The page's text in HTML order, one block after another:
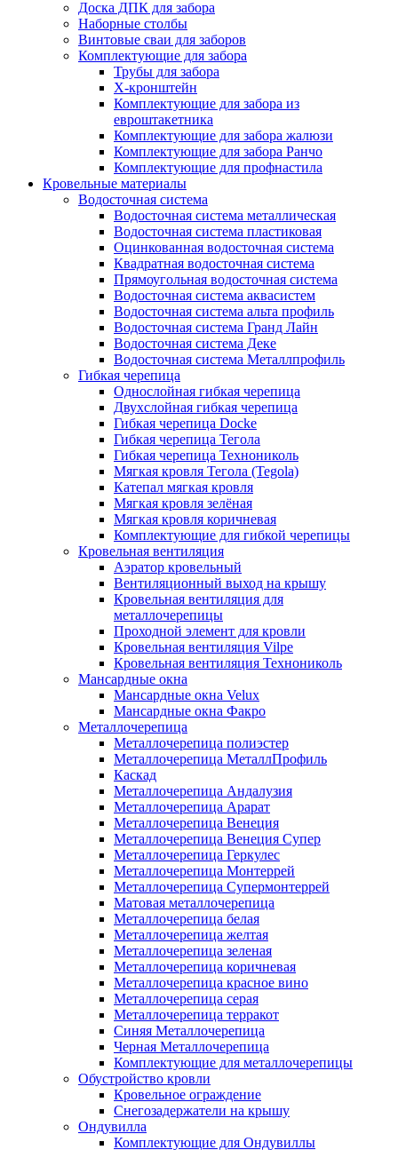
Доска ДПК для забора
Наборные столбы
Винтовые сваи для заборов
Комплектующие для забора
Трубы для забора
Х-кронштейн
Комплектующие для забора из
евроштакетника
Комплектующие для забора жалюзи
Комплектующие для забора Ранчо
Комплектующие для профнастила
Кровельные материалы
Водосточная система
Водосточная система металлическая
Водосточная система пластиковая
Оцинкованная водосточная система
Квадратная водосточная система
Прямоугольная водосточная система
Водосточная система аквасистем
Водосточная система альта профиль
Водосточная система Гранд Лайн
Водосточная система Деке
Водосточная система Металлпрофиль
Гибкая черепица
Однослойная гибкая черепица
Двухслойная гибкая черепица
Гибкая черепица Docke
Гибкая черепица Тегола
Гибкая черепица Технониколь
Мягкая кровля Тегола (Tegola)
Катепал мягкая кровля
Мягкая кровля зелёная
Мягкая кровля коричневая
Комплектующие для гибкой черепицы
Кровельная вентиляция
Аэратор кровельный
Вентиляционный выход на крышу
Кровельная вентиляция для
металлочерепицы
Проходной элемент для кровли
Кровельная вентиляция Vilpe
Кровельная вентиляция Технониколь
Мансардные окна
Мансардные окна Velux
Мансардные окна Факро
Металлочерепица
Металлочерепица полиэстер
Металлочерепица МеталлПрофиль
Каскад
Металлочерепица Андалузия
Металлочерепица Арарат
Металлочерепица Венеция
Металлочерепица Венеция Супер
Металлочерепица Геркулес
Металлочерепица Монтеррей
Металлочерепица Супермонтеррей
Матовая металлочерепица
Металлочерепица белая
Металлочерепица желтая
Металлочерепица зеленая
Металлочерепица коричневая
Металлочерепица красное вино
Металлочерепица серая
Металлочерепица терракот
Синяя Металлочерепица
Черная Металлочерепица
Комплектующие для металлочерепицы
Обустройство кровли
Кровельное ограждение
Снегозадержатели на крышу
Ондувилла
Комплектующие для Ондувиллы